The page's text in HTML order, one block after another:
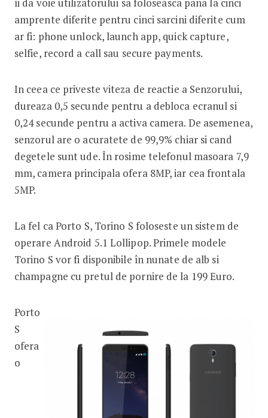
amprente diferite pentru cinci sarcini diferite cum
ar fi: phone unlock, launch app, quick capture,
selfie, record a call sau secure payments.
In ceea ce priveste viteza de reactie a Senzorului,
dureaza 0,5 secunde pentru a debloca ecranul si
0,24 secunde pentru a activa camera. De asemenea,
senzorul are o acuratete de 99,9% chiar si cand
degetele sunt ude. În rosime telefonul masoara 7,9
mm, camera principala ofera 8MP, iar cea frontala
5MP.
La fel ca Porto S, Torino S foloseste un sistem de
operare Android 5.1 Lollipop. Primele modele
Torino S vor fi disponibile în nunate de alb si
champagne cu pretul de pornire de la 199 Euro.
Porto
S
ofera
o